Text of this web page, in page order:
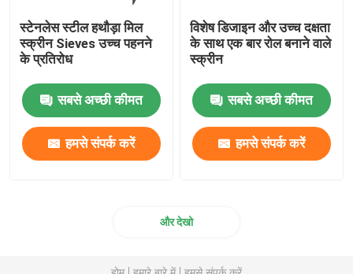
स्वचालित पीसने की मशीन
स्टेनलेस स्टील हथौड़ा मिल
स्क्रीन Sieves उच्च पहनने
के प्रतिरोध
सबसे अच्छी कीमत
हमसे संपर्क करें
विशेष डिजाइन और उच्च दक्षता
के साथ एक बार रोल बनाने वाले
स्क्रीन
सबसे अच्छी कीमत
हमसे संपर्क करें
और देखो